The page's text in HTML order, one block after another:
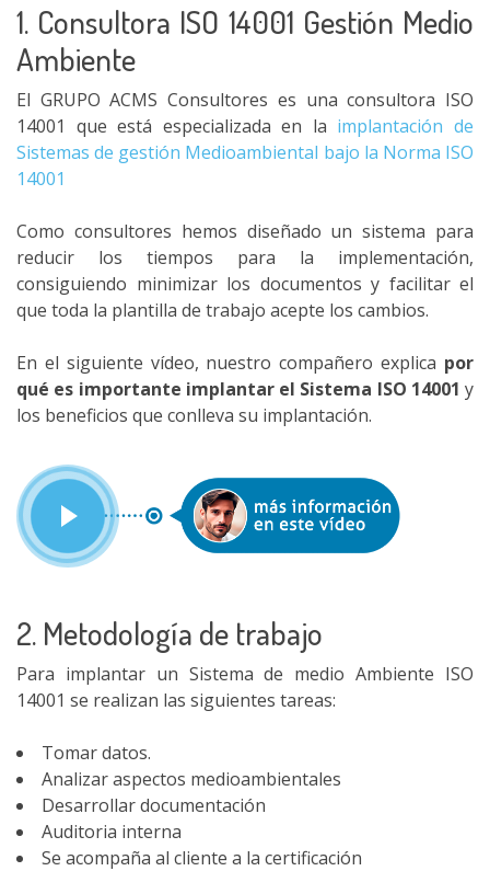
1. Consultora ISO 14001 Gestión Medio
Ambiente
El GRUPO ACMS Consultores es una consultora ISO
14001 que está especializada en la implantación de
Sistemas de gestión Medioambiental bajo la Norma ISO
14001
Como consultores hemos diseñado un sistema para
reducir los tiempos para la implementación,
consiguiendo minimizar los documentos y facilitar el
que toda la plantilla de trabajo acepte los cambios.
En el siguiente vídeo, nuestro compañero explica por
qué es importante implantar el Sistema ISO 14001 y
los beneficios que conlleva su implantación.
2. Metodología de trabajo
Para implantar un Sistema de medio Ambiente ISO
14001 se realizan las siguientes tareas:
Tomar datos.
Analizar aspectos medioambientales
Desarrollar documentación
Auditoria interna
Se acompaña al cliente a la certificación